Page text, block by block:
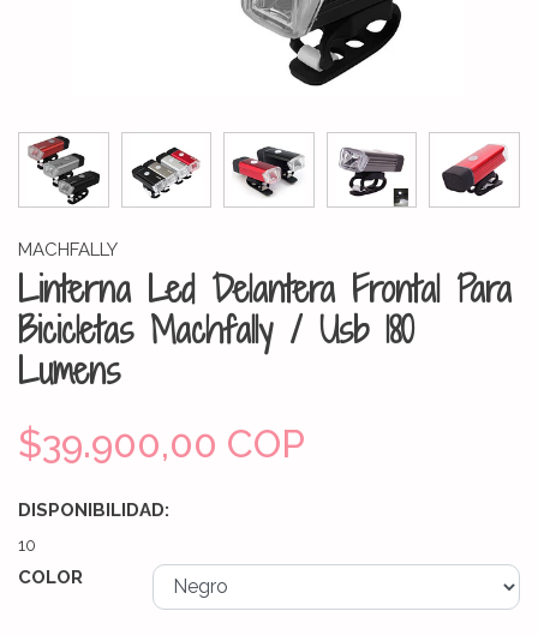
MACHFALLY
Linterna Led Delantera Frontal Para
Bicicletas Machfally / Usb 180
Lumens
$39.900,00 COP
DISPONIBILIDAD:
10
COLOR